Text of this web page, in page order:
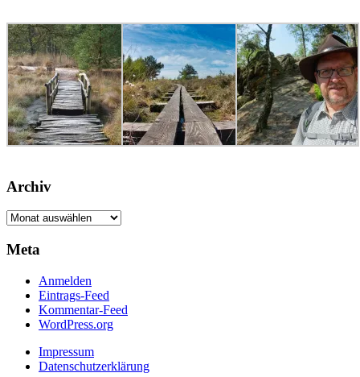
Archiv
Archiv
Meta
Anmelden
Eintrags-Feed
Kommentar-Feed
WordPress.org
Impressum
Datenschutzerklärung